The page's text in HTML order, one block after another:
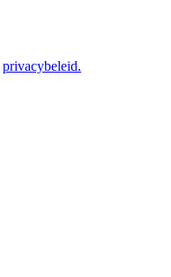
privacybeleid.